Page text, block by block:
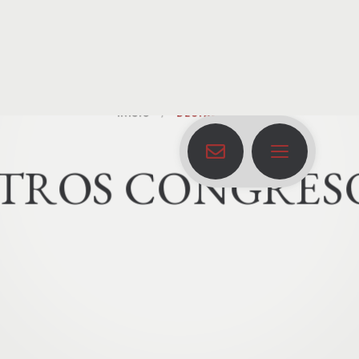
DESTACADO
ROS CONGRES